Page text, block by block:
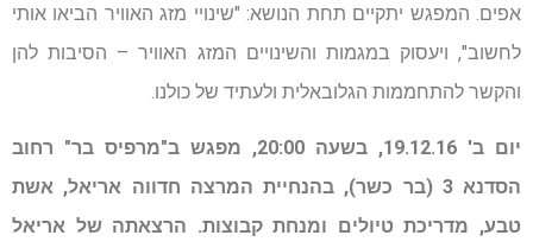
אפים. המפגש יתקיים תחת הנושא: "שינויי מזג האוויר הביאו אותי
לחשוב", ויעסוק במגמות והשינויים המזג האוויר – הסיבות להן
והקשר להתחממות הגלובאלית ולעתיד של כולנו.
יום ב' 19.12.16, בשעה 20:00, מפגש ב"מרפיס בר" רחוב
הסדנא 3 (בר כשר), בהנחיית המרצה חדווה אריאל, אשת
טבע, מדריכת טיולים ומנחת קבוצות. הרצאתה של אריאל